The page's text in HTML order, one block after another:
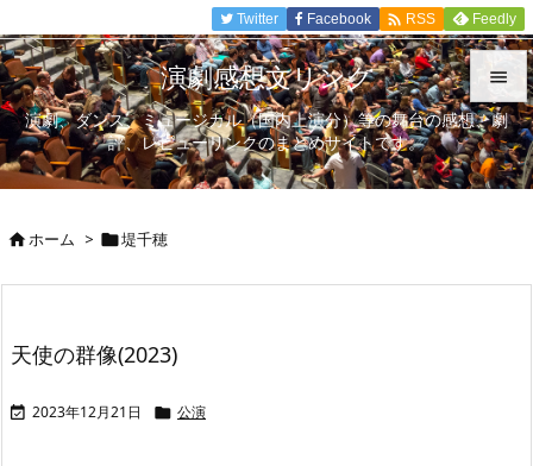


メニュ

Twitter Facebook  RSS Feedly
演劇感想文リンク
演劇、ダンス、ミュージカル（国内上演分）等の舞台の感想、劇
評、レビューリンクのまとめサイトです。
ホーム > 堤千穂
天使の群像(2023)
 2023年12月21日  公演